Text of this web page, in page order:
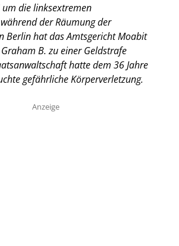
die linksextremen
der Räumung der
Berlin hat das Amtsgericht Moabit
B. zu einer Geldstrafe
hatte dem 36 Jahre
gefährliche Körperverletzung.
Anzeige